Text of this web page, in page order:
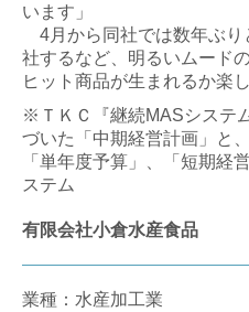
います」
4月から同社では数年ぶり
社するなど、明るいムード
ヒット商品が生まれるか楽
※ＴＫＣ『継続MASシステ
づいた「中期経営計画」と
「単年度予算」、「短期経
ステム
有限会社小倉水産食品
業種：水産加工業